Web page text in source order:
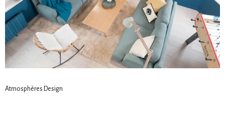
Atmosphères Design